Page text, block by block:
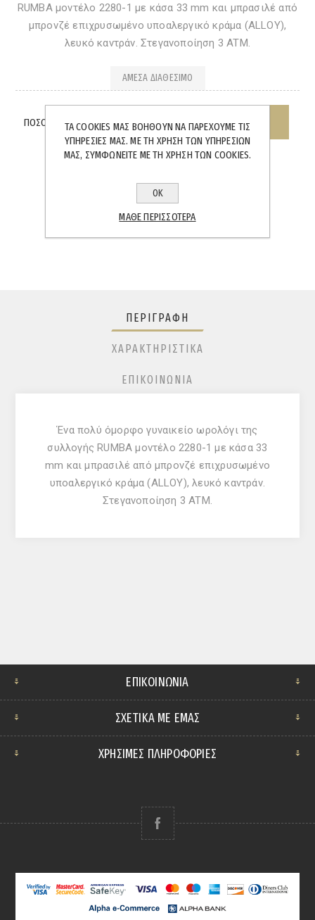
RUMBA μοντέλο 2280-1 με κάσα 33 mm και μπρασιλέ από
μπρονζέ επιχρυσωμένο υποαλεργικό κράμα (ALLOY),
λευκό καντράν. Στεγανοποίηση 3 ATM.
ΆΜΕΣΑ ΔΙΑΘΈΣΙΜΟ
ΠΟΣΌΤΗΤΑ:
SHARE:
ΠΕΡΙΓΡΑΦΉ
ΧΑΡΑΚΤΗΡΙΣΤΙΚΆ
ΕΠΙΚΟΙΝΩΝΊΑ
Ένα πολύ όμορφο γυναικείο ωρολόγι της
συλλογής RUMBA μοντέλο 2280-1 με κάσα 33
mm και μπρασιλέ από μπρονζέ επιχρυσωμένο
υποαλεργικό κράμα (ALLOY), λευκό καντράν.
Στεγανοποίηση 3 ATM.
ΕΠΙΚΟΙΝΩΝΊΑ
ΣΧΕΤΙΚΆ ΜΕ ΕΜΆΣ
ΧΡΗΣΙΜΕΣ ΠΛΗΡΟΦΟΡΙΕΣ
ΤΑ COOKIES ΜΑΣ ΒΟΗΘΟΎΝ ΝΑ ΠΑΡΈΧΟΥΜΕ ΤΙΣ
ΥΠΗΡΕΣΊΕΣ ΜΑΣ. ΜΕ ΤΗ ΧΡΉΣΗ ΤΩΝ ΥΠΗΡΕΣΙΏΝ
ΜΑΣ, ΣΥΜΦΩΝΕΊΤΕ ΜΕ ΤΗ ΧΡΉΣΗ ΤΩΝ COOKIES.
ΟΚ
ΜΆΘΕ ΠΕΡΙΣΣΌΤΕΡΑ